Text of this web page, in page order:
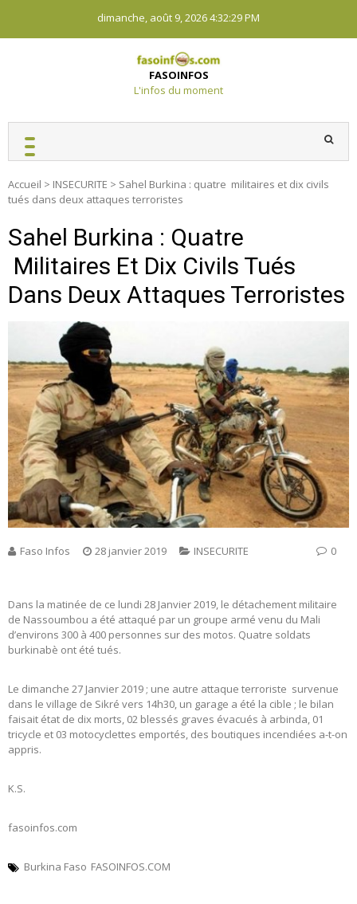
content
dimanche, août 9, 20264:32:29 PM
FASOINFOS
L'infos du moment
Accueil > INSECURITE > Sahel Burkina : quatre militaires et dix civils
tués dans deux attaques terroristes
Sahel Burkina : Quatre
Militaires Et Dix Civils Tués
Dans Deux Attaques Terroristes
Faso Infos 28 janvier 2019 INSECURITE 0
Dans la matinée de ce lundi 28 Janvier 2019, le détachement militaire
de Nassoumbou a été attaqué par un groupe armé venu du Mali
d’environs 300 à 400 personnes sur des motos. Quatre soldats
burkinabè ont été tués.
Le dimanche 27 Janvier 2019 ; une autre attaque terroriste survenue
dans le village de Sikré vers 14h30, un garage a été la cible ; le bilan
faisait état de dix morts, 02 blessés graves évacués à arbinda, 01
tricycle et 03 motocyclettes emportés, des boutiques incendiées a-t-on
appris.
K.S.
fasoinfos.com
Burkina Faso FASOINFOS.COM